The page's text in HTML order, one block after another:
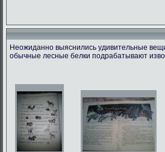
Неожиданно выяснились удивительные
обычные лесные белки подрабатывают